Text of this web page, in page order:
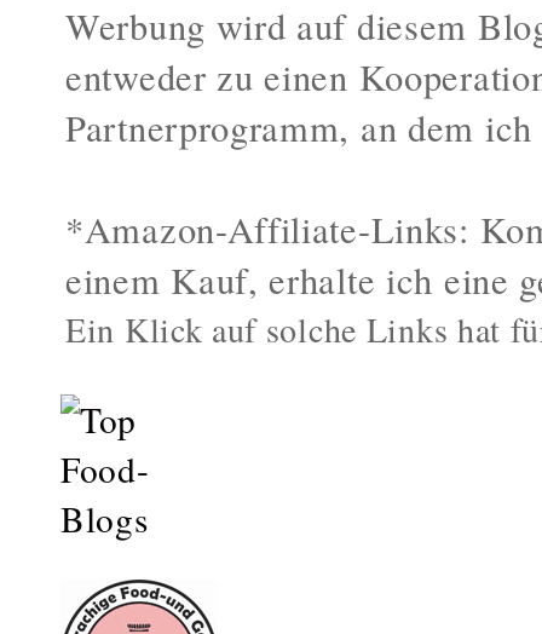
Werbung wird auf diesem
entweder zu einen
Partnerprogramm, an dem
*Amazon-Affiliate-Links:
einem Kauf, erhalte ich eine
Ein Klick auf solche Links hat